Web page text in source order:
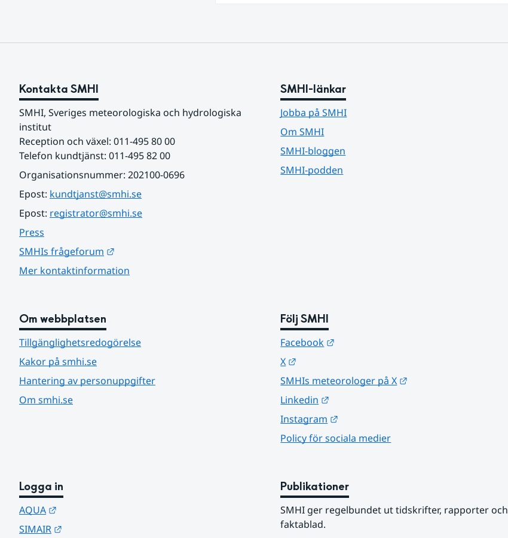
att återställa balansen.
Kontakta SMHI
SMHI, Sveriges meteorologiska och hydrologiska
institut
Reception och växel: 011-495 80 00
Telefon kundtjänst: 011-495 82 00
Organisationsnummer: 202100-0696
Epost: kundtjanst@smhi.se
Epost: registrator@smhi.se
Press
SMHIs frågeforum
Mer kontaktinformation
SMHI-länkar
Jobba på SMHI
Om SMHI
SMHI-bloggen
SMHI-podden
Om webbplatsen
Tillgänglighetsredogörelse
Kakor på smhi.se
Hantering av personuppgifter
Om smhi.se
Följ SMHI
Facebook
X
SMHIs meteorologer på X
Linkedin
Instagram
Policy för sociala medier
Logga in
AQUA
SIMAIR
Publikationer
SMHI ger regelbundet ut tidskrifter, rapporter och
faktablad.